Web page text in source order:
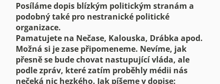
Posíláme dopis blízkým politickým stranám a
podobný také pro nestranické politické
organizace.
Pamatujete na Nečase, Kalouska, Drábka apod.
Možná si je zase připomeneme. Nevíme, jak
přesně se bude chovat nastupující vláda, ale
podle zpráv, které zatím proběhly médii nás
nečeká nic hezkého. Jak píšeme v dopise: